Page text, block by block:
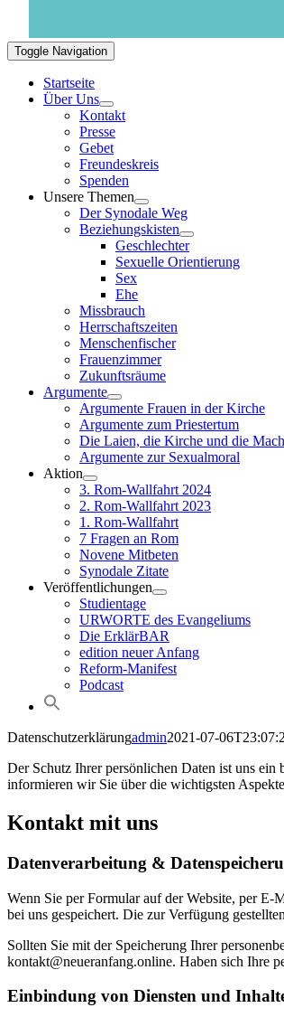
Toggle Navigation
Startseite
Über Uns
Kontakt
Presse
Gebet
Freundeskreis
Spenden
Unsere Themen
Der Synodale Weg
Beziehungskisten
Geschlechter
Sexuelle Orientierung
Sex
Ehe
Missbrauch
Herrschaftszeiten
Menschenfischer
Frauenzimmer
Zukunftsräume
Argumente
Argumente Frauen in der Kirche
Argumente zum Priestertum
Die Laien, die Kirche und die
Argumente zur Sexualmoral
Aktion
3. Rom-Wallfahrt 2024
2. Rom-Wallfahrt 2023
1. Rom-Wallfahrt
7 Fragen an Rom
Novene Mitbeten
Synodale Zitate
Veröffentlichungen
Studientage
URWORTE des Evangeliums
Die ErklärBAR
edition neuer Anfang
Reform-Manifest
Podcast
Datenschutzerklärungadmin2021-07-
Der Schutz Ihrer persönlichen Daten ist uns ein
informieren wir Sie über die wichtigsten
Kontakt mit uns
Datenverarbeitung &
Wenn Sie per Formular auf der Website, per
bei uns gespeichert. Die zur Verfügung
Sollten Sie mit der Speicherung Ihrer
kontakt@neueranfang.online. Haben sich Ihre
Einbindung von Diensten und